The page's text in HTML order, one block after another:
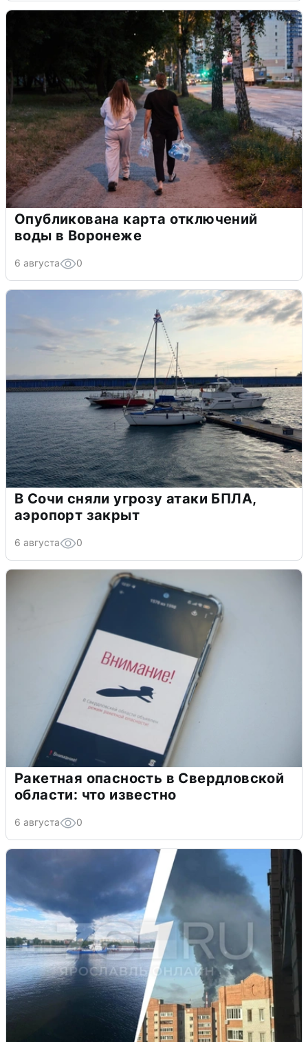
Опубликована карта отключений
воды в Воронеже
6 августа 0
В Сочи сняли угрозу атаки БПЛА,
аэропорт закрыт
6 августа 0
Ракетная опасность в Свердловской
области: что известно
6 августа 0